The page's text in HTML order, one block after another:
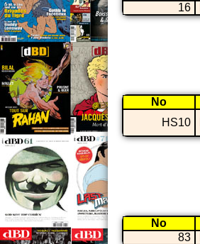
16
No
HS10
No
83